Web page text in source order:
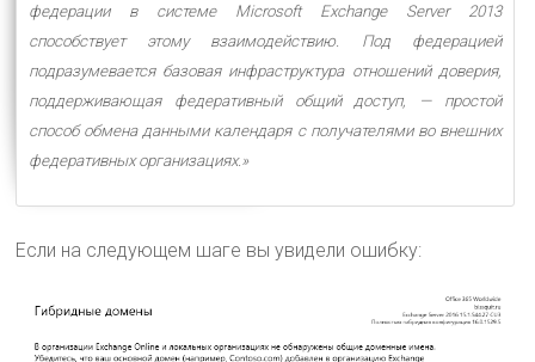
федерации в системе Microsoft Exchange Server 2013
способствует этому взаимодействию. Под федерацией
подразумевается базовая инфраструктура отношений доверия,
поддерживающая федеративный общий доступ, — простой
способ обмена данными календаря с получателями во внешних
федеративных организациях.»
Если на следующем шаге вы увидели ошибку: